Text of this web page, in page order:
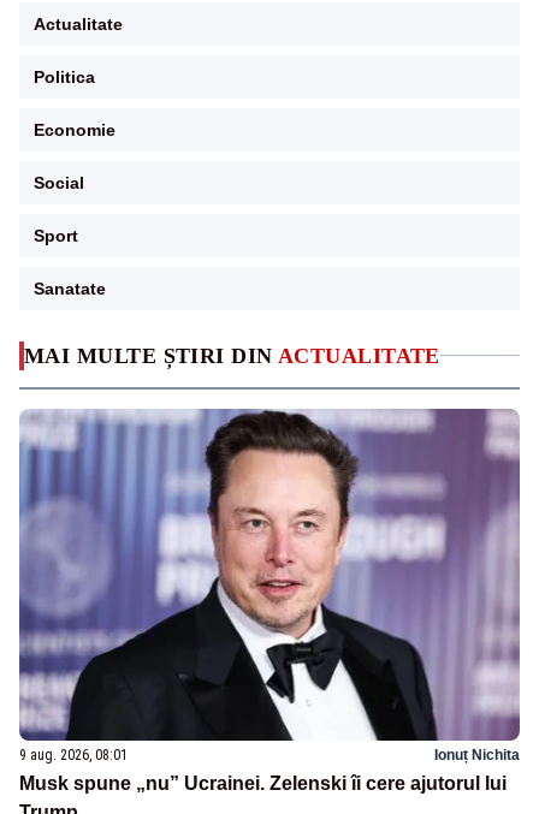
MAI MULTE ȘTIRI DIN ACTUALITATE
9 aug. 2026, 08:01 Ionuț Nichita
Musk spune „nu” Ucrainei. Zelenski îi cere ajutorul lui
Actualitate
Politica
Economie
Social
Sport
Sanatate